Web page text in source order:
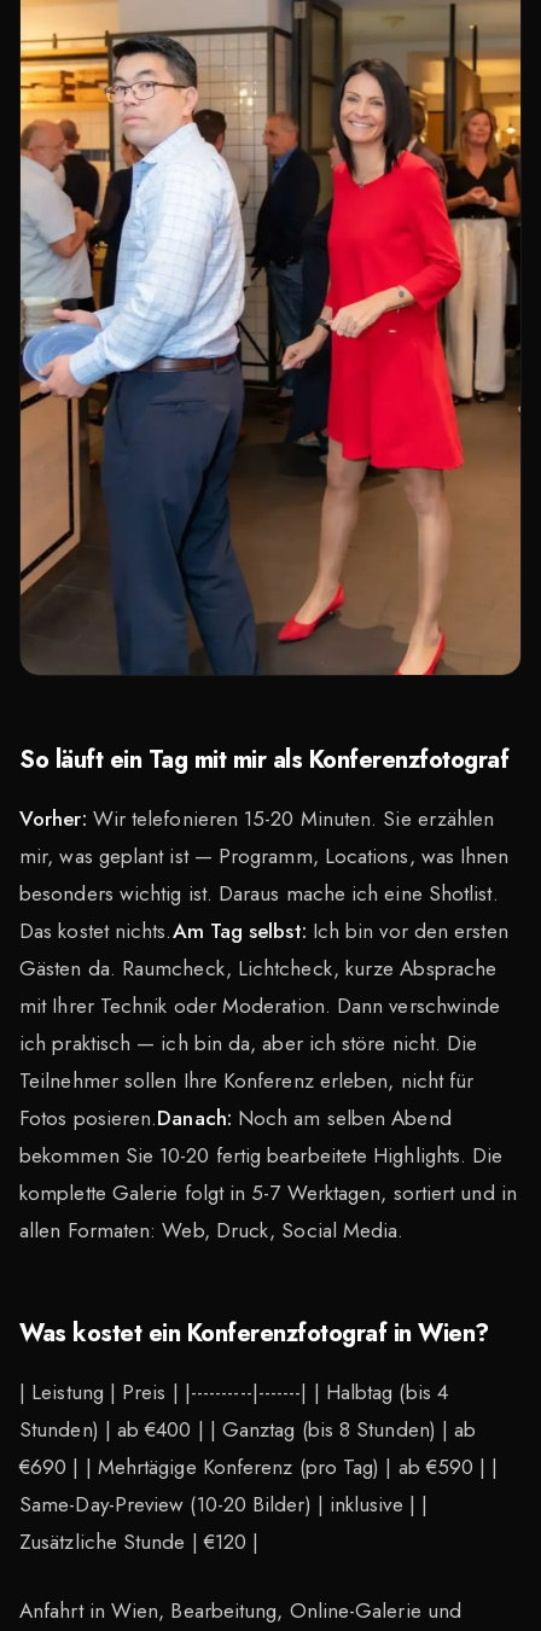
So läuft ein Tag mit mir als Konferenzfotograf
Vorher: Wir telefonieren 15-20 Minuten. Sie erzählen
mir, was geplant ist — Programm, Locations, was Ihnen
besonders wichtig ist. Daraus mache ich eine Shotlist.
Das kostet nichts.Am Tag selbst: Ich bin vor den ersten
Gästen da. Raumcheck, Lichtcheck, kurze Absprache
mit Ihrer Technik oder Moderation. Dann verschwinde
ich praktisch — ich bin da, aber ich störe nicht. Die
Teilnehmer sollen Ihre Konferenz erleben, nicht für
Fotos posieren.Danach: Noch am selben Abend
bekommen Sie 10-20 fertig bearbeitete Highlights. Die
komplette Galerie folgt in 5-7 Werktagen, sortiert und in
allen Formaten: Web, Druck, Social Media.
Was kostet ein Konferenzfotograf in Wien?
| Leistung | Preis | |----------|-------| | Halbtag (bis 4
Stunden) | ab €400 | | Ganztag (bis 8 Stunden) | ab
€690 | | Mehrtägige Konferenz (pro Tag) | ab €590 | |
Same-Day-Preview (10-20 Bilder) | inklusive | |
Zusätzliche Stunde | €120 |
Anfahrt in Wien, Bearbeitung, Online-Galerie und